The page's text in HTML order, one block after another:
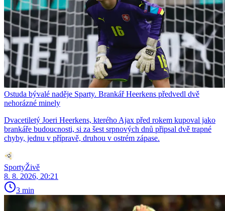
Ostuda bývalé naděje Sparty. Brankář Heerkens předvedl dvě
nehorázné minely
Dvacetiletý Joeri Heerkens, kterého Ajax před rokem kupoval jako
brankáře budoucnosti, si za šest srpnových dnů připsal dvě trapné
chyby, jednu v přípravě, druhou v ostrém zápase.
SportyŽivě
8. 8. 2026, 20:21
3 min